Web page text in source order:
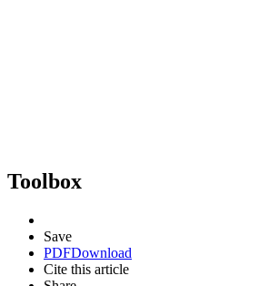
Toolbox
Save
PDFDownload
Cite this article